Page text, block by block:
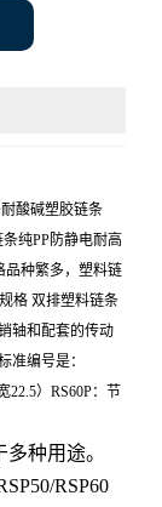
酸碱塑胶链条
纯PP防静电耐高
品种繁多，塑料链
格 双排塑料链条
轴和配套的传动
准编号是：
22.5）RS60P：节
种用途。
RSP60